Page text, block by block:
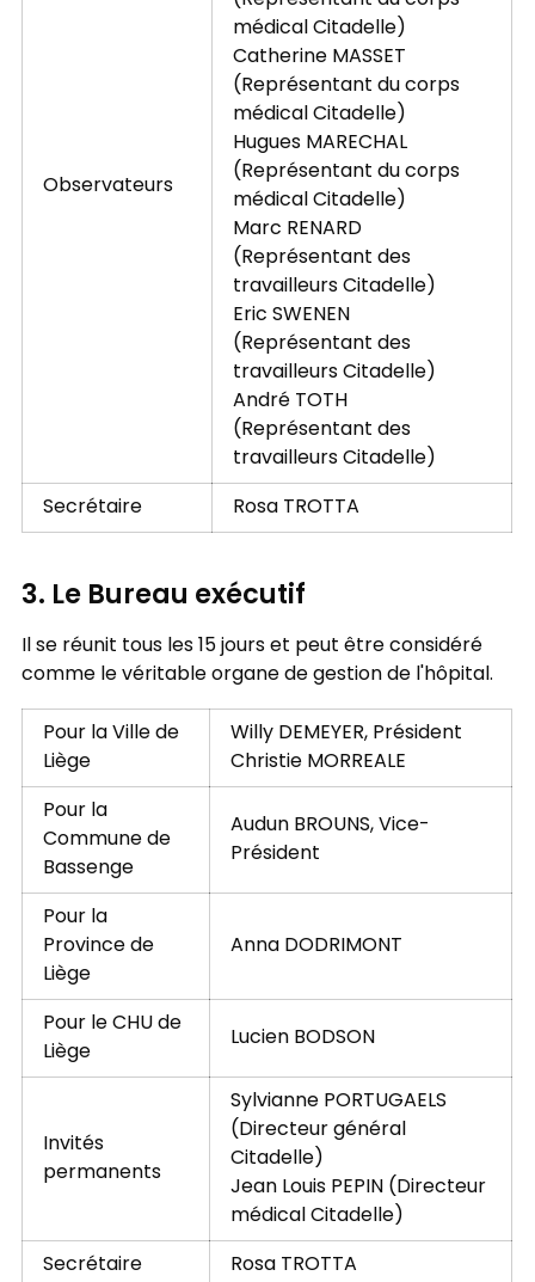
Observateurs
médical Citadelle)
Catherine MASSET
(Représentant du corps
médical Citadelle)
Hugues MARECHAL
(Représentant du corps
médical Citadelle)
Marc RENARD
(Représentant des
travailleurs Citadelle)
Eric SWENEN
(Représentant des
travailleurs Citadelle)
André TOTH
(Représentant des
travailleurs Citadelle)
Secrétaire
Rosa TROTTA
3. Le Bureau exécutif
Il se réunit tous les 15 jours et peut être considéré
comme le véritable organe de gestion de l'hôpital.
Pour la Ville de
Liège
Willy DEMEYER, Président
Christie MORREALE
Pour la
Commune de
Bassenge
Audun BROUNS, Vice-
Président
Pour la
Province de
Liège
Anna DODRIMONT
Pour le CHU de
Liège
Lucien BODSON
Invités
permanents
Sylvianne PORTUGAELS
(Directeur général
Citadelle)
Jean Louis PEPIN (Directeur
médical Citadelle)
Secrétaire
Rosa TROTTA